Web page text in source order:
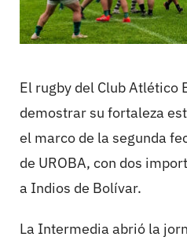
El rugby del Club Atlético
demostrar su fortaleza
el marco de la segunda
de UROBA, con dos
a Indios de Bolívar.
La Intermedia abrió la